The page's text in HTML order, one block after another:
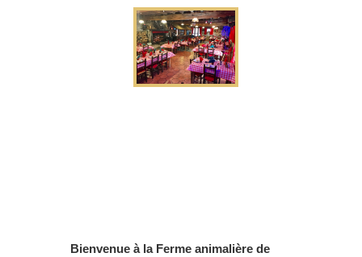
Bienvenue à la Ferme animalière de